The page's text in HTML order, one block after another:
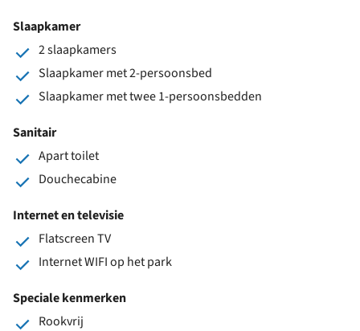
Slaapkamer
2 slaapkamers
Slaapkamer met 2-persoonsbed
Slaapkamer met twee 1-persoonsbedden
Sanitair
Apart toilet
Douchecabine
Internet en televisie
Flatscreen TV
Internet WIFI op het park
Speciale kenmerken
Rookvrij